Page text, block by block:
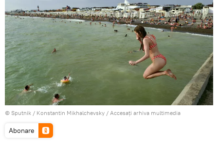
© Sputnik / Konstantin Mikhalchevsky / Accesați arhiva multimedia
Abonare